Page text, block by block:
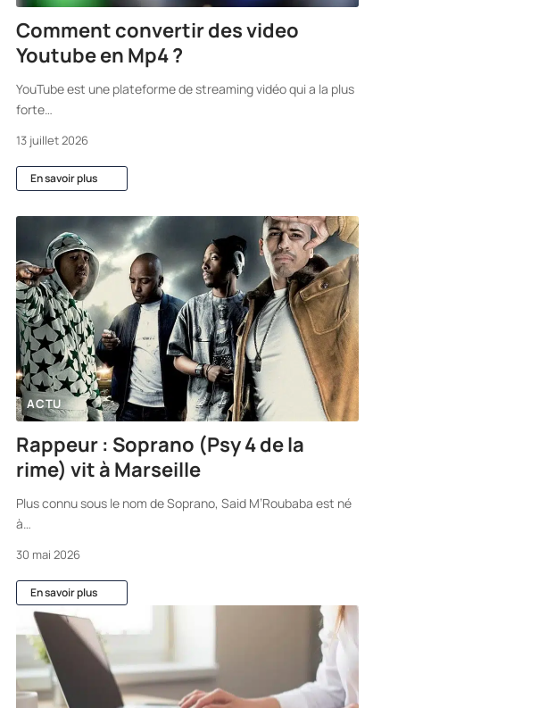
Comment convertir des video
Youtube en Mp4 ?
YouTube est une plateforme de streaming vidéo qui a la plus
forte…
13 juillet 2026
En savoir plus
ACTU
Rappeur : Soprano (Psy 4 de la
rime) vit à Marseille
Plus connu sous le nom de Soprano, Said M’Roubaba est né
à…
30 mai 2026
En savoir plus